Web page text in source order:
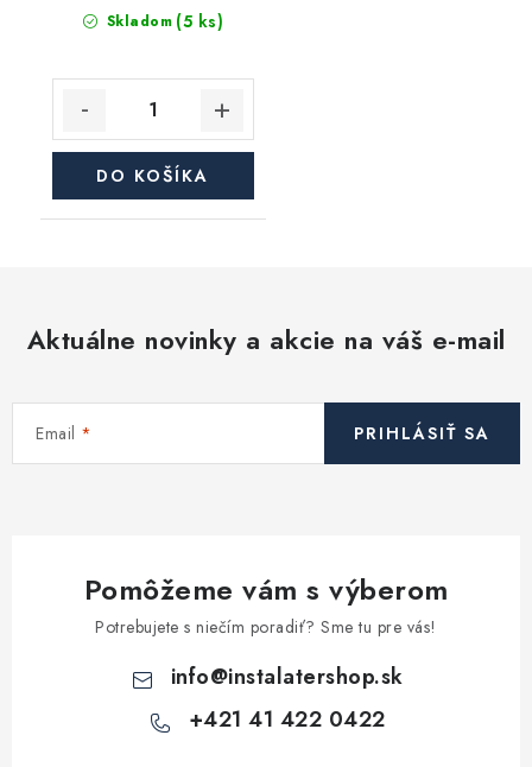
Skladom (5 ks)
DO KOŠÍKA
Aktuálne novinky a akcie na váš e-mail
Email PRIHLÁSIŤ SA
Pomôžeme vám s výberom
Potrebujete s niečím poradiť? Sme tu pre vás!
info@instalatershop.sk
+421 41 422 0422